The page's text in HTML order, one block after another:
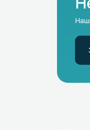
3.7V